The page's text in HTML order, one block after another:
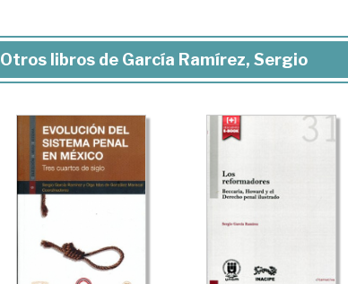
Otros libros de García Ramírez, Sergio